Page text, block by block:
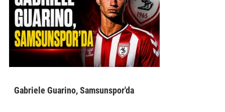
Gabriele Guarino, Samsunspor'da